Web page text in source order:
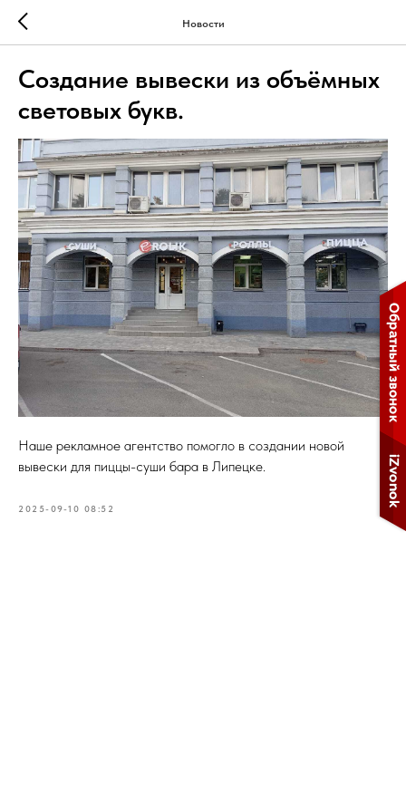
Новости
Создание вывески из объёмных
световых букв.
Наше рекламное агентство помогло в создании новой
вывески для пиццы-суши бара в Липецке.
2025-09-10 08:52